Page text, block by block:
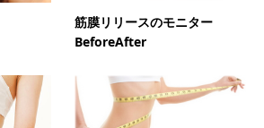
筋膜リリースのモニター
BeforeAfter